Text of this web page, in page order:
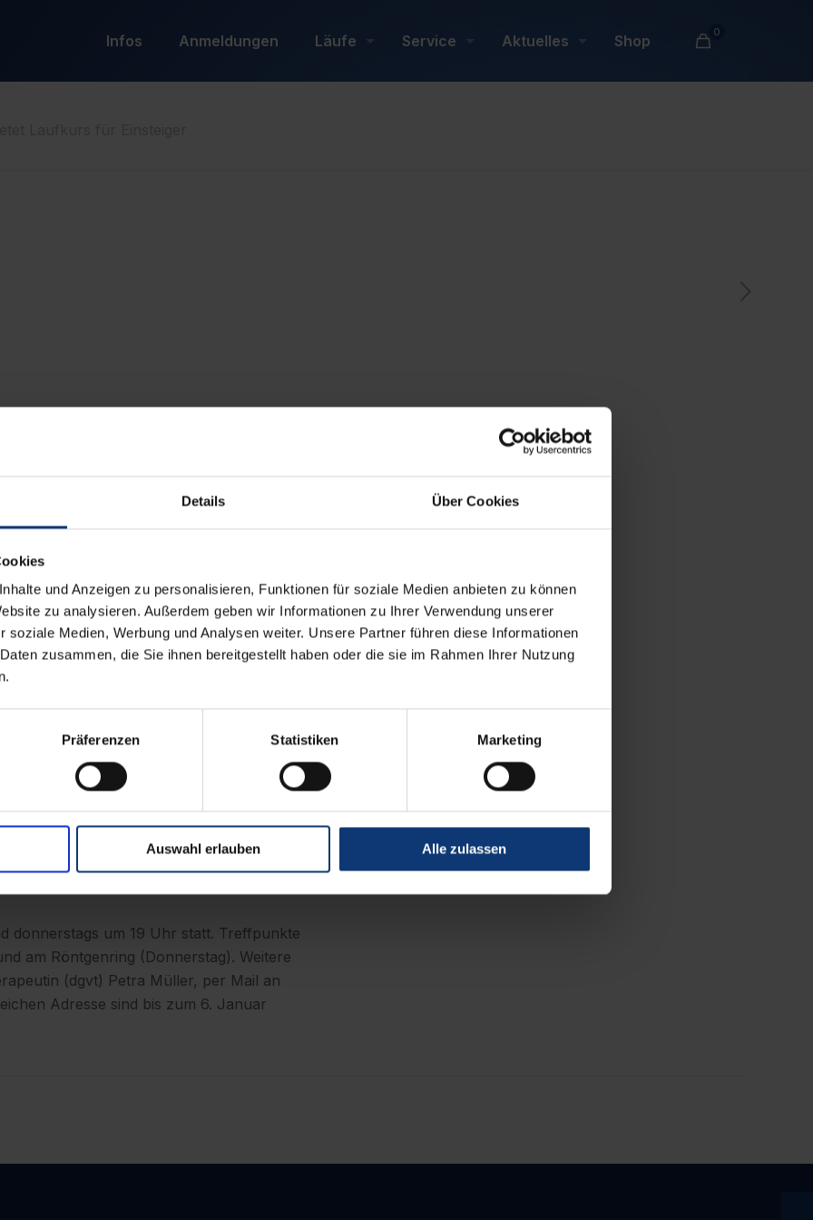
Details Über Cookies
und Anzeigen zu personalisieren, Funktionen für soziale Medien anbieten zu können
zu analysieren. Außerdem geben wir Informationen zu Ihrer Verwendung unserer
soziale Medien, Werbung und Analysen weiter. Unsere Partner führen diese Informationen
zusammen, die Sie ihnen bereitgestellt haben oder die sie im Rahmen Ihrer Nutzung
Präferenzen Statistiken Marketing
Auswahl erlauben Alle zulassen
Infos Anmeldungen Läufe Service Aktuelles Shop 0
bietet
Bewegung in ihr Leben zu bringen
lässt sich leichter in die Tat
Anleitung erfolgt. Beide
den der Stadtmarathon Würzburg
kostenlos, nur eine vorherige
welchen Fitnessstand sie verfügen.
Hausarzt, um gesundheitliche Bedenken
Schritt den langsamen Dauerlauf. Das
acht Wochen lang regelmäßig
30 Minuten lang ununterbrochen
donnerstags um 19 Uhr statt. Treffpunkte
am Röntgenring (Donnerstag). Weitere
(dgvt) Petra Müller, per Mail an
Adresse sind bis zum 6. Januar